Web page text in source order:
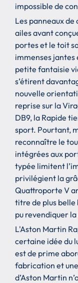
impossible de
Les panneaux
ailes avant
portes et le toit
immenses jantes
petite fantaisie
s’étirent
nouvelle
reprise sur la
DB9, la Rapide
sport. Pourtant,
reconnaître le
intégrées aux
typée limitent
privilégient la
Quattroporte V
titre de plus belle
pu revendiquer
L'Aston Martin
certaine idée du
est de prime
fabrication et
d’Aston Martin